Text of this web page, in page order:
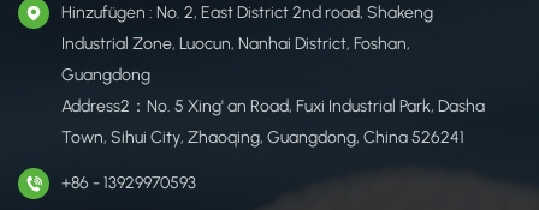
Hinzufügen : No. 2, East District 2nd road, Shakeng
Industrial Zone, Luocun, Nanhai District, Foshan,
Guangdong
Address2：No. 5 Xing' an Road, Fuxi Industrial Park, Dasha
Town, Sihui City, Zhaoqing, Guangdong, China 526241
+86 - 13929970593